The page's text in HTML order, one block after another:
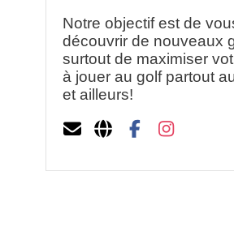
Notre objectif est de
découvrir de nouveaux
surtout de maximiser
à jouer au golf partout
et ailleurs!